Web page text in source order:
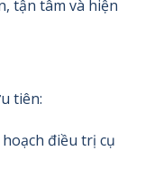
tận tâm và hiện
tiên:
điều trị cụ